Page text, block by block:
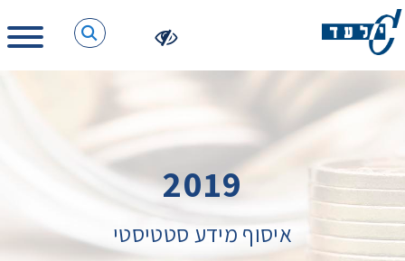
2019
איסוף מידע סטטיסטי